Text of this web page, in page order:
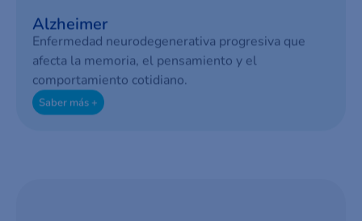
Alzheimer
Enfermedad neurodegenerativa progresiva que
afecta la memoria, el pensamiento y el
comportamiento cotidiano.
Saber más +